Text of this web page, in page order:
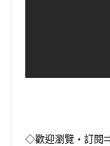
◇歡迎瀏覽・訂閱